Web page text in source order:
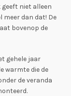
geeft niet alleen
meer dan dat! De
bovenop de
gehele jaar
warmte die de
de veranda